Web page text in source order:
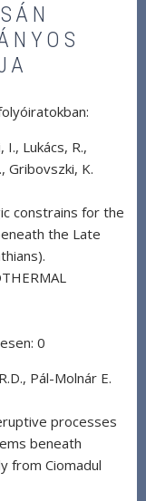
I., Lukács, R.,
Gribovszki, K.
constrains for the
the Late
0
Pál-Molnár E.
processes
beneath
from Ciomadul